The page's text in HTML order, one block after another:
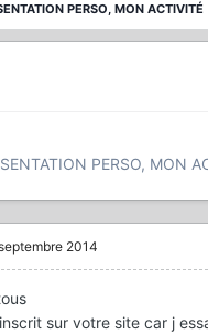
PERSO, MON ACTIVITÉ
PERSO, MON
2014
sur votre site car j